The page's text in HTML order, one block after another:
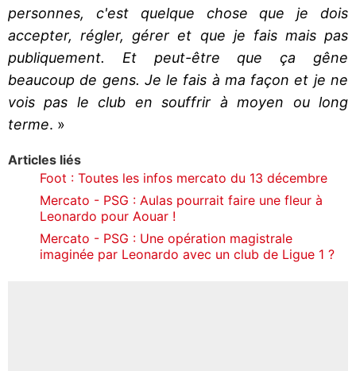
personnes, c'est quelque chose que je dois
accepter, régler, gérer et que je fais mais pas
publiquement. Et peut-être que ça gêne
beaucoup de gens. Je le fais à ma façon et je ne
vois pas le club en souffrir à moyen ou long
terme. »
Articles liés
Foot : Toutes les infos mercato du 13 décembre
Mercato - PSG : Aulas pourrait faire une fleur à
Leonardo pour Aouar !
Mercato - PSG : Une opération magistrale
imaginée par Leonardo avec un club de Ligue 1 ?